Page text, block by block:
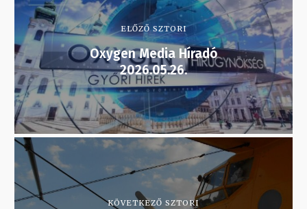
ELŐZŐ SZTORI
Oxygen Media Híradó
2026.05.26.
KÖVETKEZŐ SZTORI